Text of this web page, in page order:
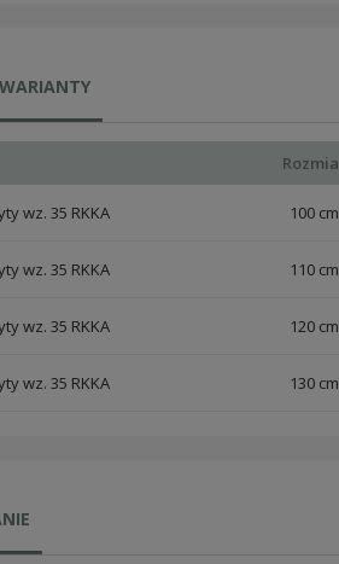
wz. 35 RKKA 100 cm
wz. 35 RKKA 110 cm
wz. 35 RKKA 120 cm
wz. 35 RKKA 130 cm